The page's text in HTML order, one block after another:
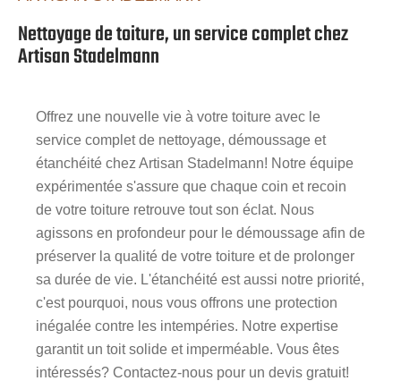
Nettoyage de toiture, un service complet chez
Artisan Stadelmann
Offrez une nouvelle vie à votre toiture avec le
service complet de nettoyage, démoussage et
étanchéité chez Artisan Stadelmann! Notre équipe
expérimentée s'assure que chaque coin et recoin
de votre toiture retrouve tout son éclat. Nous
agissons en profondeur pour le démoussage afin de
préserver la qualité de votre toiture et de prolonger
sa durée de vie. L'étanchéité est aussi notre priorité,
c'est pourquoi, nous vous offrons une protection
inégalée contre les intempéries. Notre expertise
garantit un toit solide et imperméable. Vous êtes
intéressés? Contactez-nous pour un devis gratuit!